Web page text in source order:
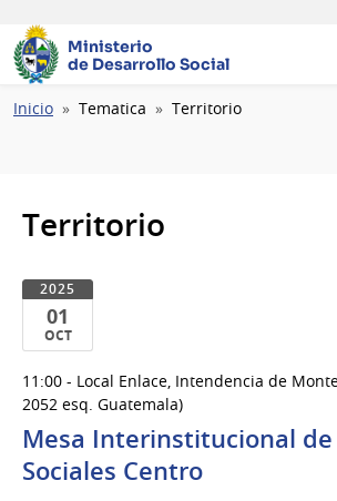
Ministerio
de Desarrollo Social
Ruta
Inicio Tematica Territorio
Territorio
2025
01
OCT
de
Oct
del
2025
11:00 - Local Enlace, Intendencia de
2052 esq. Guatemala)
Mesa Interinstitucional
Sociales Centro